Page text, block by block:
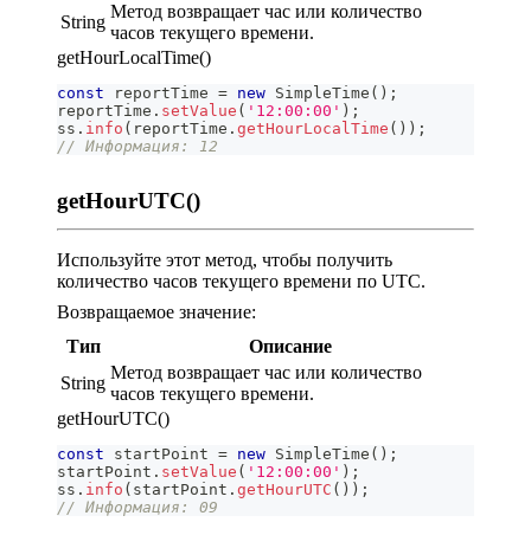
String
Метод возвращает час или количество
часов текущего времени.
getHourLocalTime()
const reportTime = new SimpleTime ( ) ;
reportTime . setValue ( '12:00:00' ) ;
ss . info ( reportTime . getHourLocalTime ( ) ) ;
// Информация: 12
getHourUTC()
Используйте этот метод, чтобы получить
количество часов текущего времени по UTC.
Возвращаемое значение:
Тип
Описание
String
Метод возвращает час или количество
часов текущего времени.
getHourUTC()
const startPoint = new SimpleTime ( ) ;
startPoint . setValue ( '12:00:00' ) ;
ss . info ( startPoint . getHourUTC ( ) ) ;
// Информация: 09